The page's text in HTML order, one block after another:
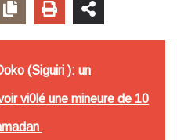
(Siguiri ): un
vi0lé une mineure de 10